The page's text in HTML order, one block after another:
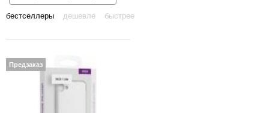
бестселлеры дешевле быстрее
Предзаказ